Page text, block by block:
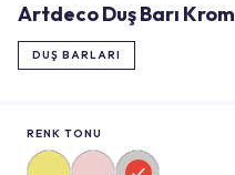
Artdeco Duş Barı Krom
DUŞ BARLARI
RENK TONU